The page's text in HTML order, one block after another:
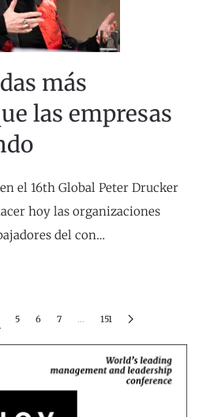
más
las empresas
el 16th Global Peter Drucker
hoy las organizaciones
del con…
5 6 7 … 151